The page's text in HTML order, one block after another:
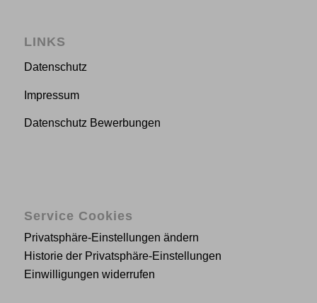
LINKS
Datenschutz
Impressum
Datenschutz Bewerbungen
Service Cookies
Privatsphäre-Einstellungen ändern
Historie der Privatsphäre-Einstellungen
Einwilligungen widerrufen